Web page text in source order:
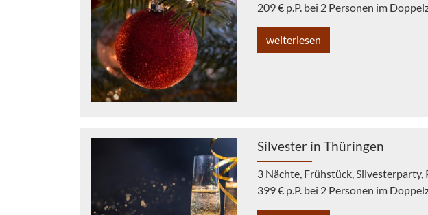
209 € p.P. bei 2 Personen im
weiterlesen
Silvester in Thüringen
3 Nächte, Frühstück, Silvesterparty,
399 € p.P. bei 2 Personen im